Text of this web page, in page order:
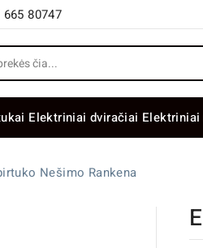
80747
Elektriniai dviračiai
Nešimo Rankena